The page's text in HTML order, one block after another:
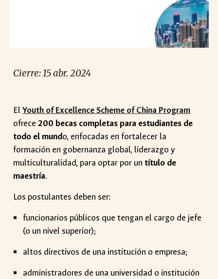
Cierre: 15abr. 2024
ElYouth of Excellence Scheme of China Program
ofrece 200 becas completas para estudiantes de
todo el mundo, enfocadas en fortalecer la
formación en gobernanza global, liderazgo y
multiculturalidad, para optar por un título de
maestría.
Los postulantes deben ser:
funcionarios públicos que tengan el cargo de jefe
(o un nivel superior);
altos directivos de una institución o empresa;
administradores de una universidad o institución